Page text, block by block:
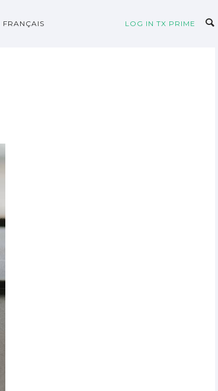
LOG IN TX PRIME
FRANÇAIS